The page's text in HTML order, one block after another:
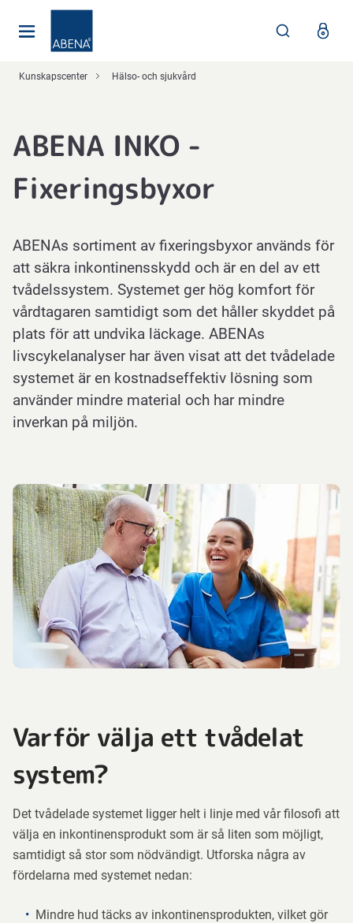
Kunskapscenter Hälso- och sjukvård
ABENA INKO -
Fixeringsbyxor
ABENAs sortiment av fixeringsbyxor används för
att säkra inkontinensskydd och är en del av ett
tvådelssystem. Systemet ger hög komfort för
vårdtagaren samtidigt som det håller skyddet på
plats för att undvika läckage. ABENAs
livscykelanalyser har även visat att det tvådelade
systemet är en kostnadseffektiv lösning som
använder mindre material och har mindre
inverkan på miljön.
Varför välja ett tvådelat
system?
Det tvådelade systemet ligger helt i linje med vår filosofi att
välja en inkontinensprodukt som är så liten som möjligt,
samtidigt så stor som nödvändigt. Utforska några av
fördelarna med systemet nedan:
Mindre hud täcks av inkontinensprodukten, vilket gör